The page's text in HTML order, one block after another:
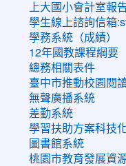
上大國小會計室報
學生線上諮詢信箱
學務系統（成績）
12年國教課程綱要
總務相關表件
臺中市推動校園閱
無聲廣播系統
差勤系統
學習扶助方案科技
圖書館系統
桃園市教育發展資